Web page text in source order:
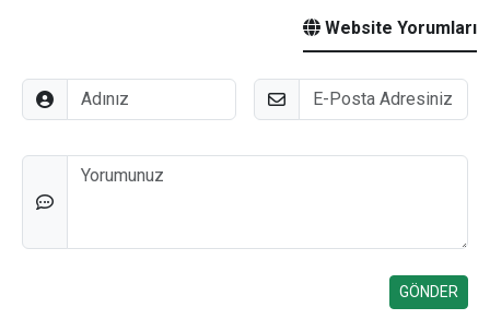
Website Yorumları
Adınız E-Posta
Düşünceleriniz